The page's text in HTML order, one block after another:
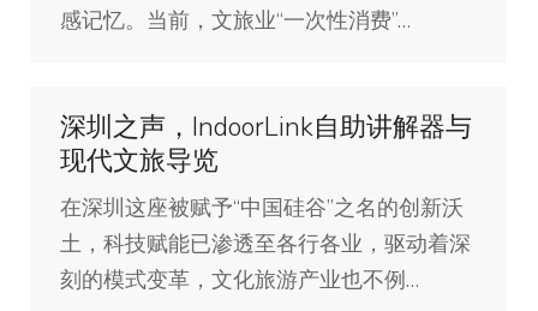
感记忆。当前，文旅业“一次性消费”…
深圳之声，IndoorLink自助讲解器与
现代文旅导览
在深圳这座被赋予“中国硅谷”之名的创新沃
土，科技赋能已渗透至各行各业，驱动着深
刻的模式变革，文化旅游产业也不例…